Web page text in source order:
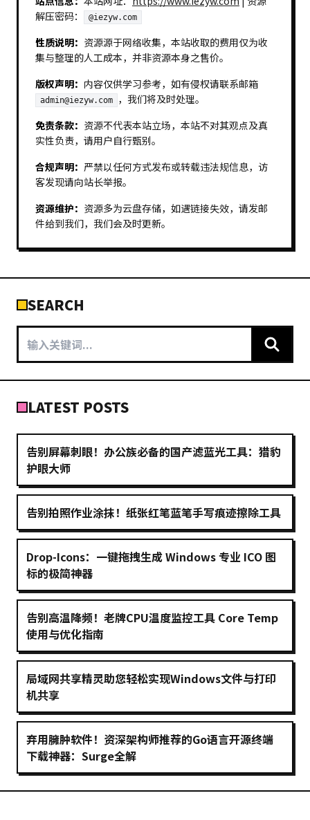
解压密码：
@iezyw.com
性质说明： 资源源于网络收集，本站收取的费用仅为收
集与整理的人工成本，并非资源本身之售价。
版权声明： 内容仅供学习参考，如有侵权请联系邮箱
admin@iezyw.com
，我们将及时处理。
免责条款： 资源不代表本站立场，本站不对其观点及真
实性负责，请用户自行甄别。
合规声明： 严禁以任何方式发布或转载违法规信息，访
客发现请向站长举报。
资源维护： 资源多为云盘存储，如遇链接失效，请发邮
件给到我们，我们会及时更新。
SEARCH
LATEST POSTS
告别屏幕刺眼！办公族必备的国产滤蓝光工具：猎豹
护眼大师
告别拍照作业涂抹！纸张红笔蓝笔手写痕迹擦除工具
Drop-Icons：一键拖拽生成 Windows 专业 ICO 图
标的极简神器
告别高温降频！老牌CPU温度监控工具 Core Temp
使用与优化指南
局域网共享精灵助您轻松实现Windows文件与打印
机共享
弃用臃肿软件！资深架构师推荐的Go语言开源终端
下载神器：Surge全解